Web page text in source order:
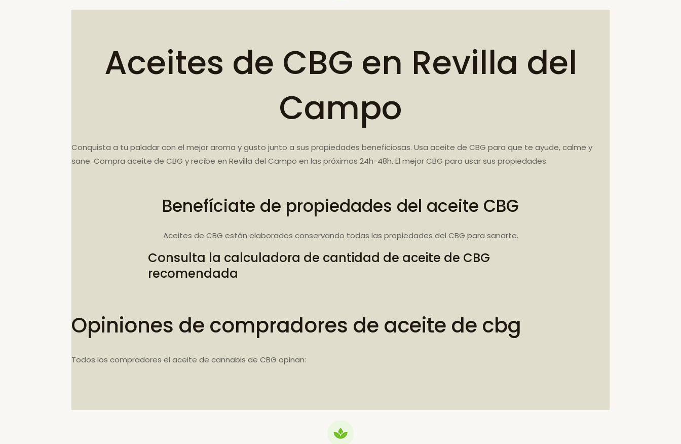
Aceites de CBG en Revilla del
Campo
Conquista a tu paladar con el mejor aroma y gusto junto a sus propiedades beneficiosas. Usa aceite de CBG para que te ayude, calme y
sane. Compra aceite de CBG y recíbe en Revilla del Campo en las próximas 24h-48h. El mejor CBG para usar sus propiedades.
Benefíciate de propiedades del aceite CBG
Aceites de CBG están elaborados conservando todas las propiedades del CBG para sanarte.
Consulta la calculadora de cantidad de aceite de CBG
recomendada
Opiniones de compradores de aceite de cbg
Todos los compradores el aceite de cannabis de CBG opinan: